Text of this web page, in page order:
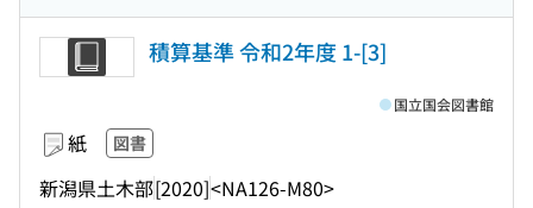
積算基準 令和2年度 1-[3]
紙 図書
新潟県土木部[2020]<NA126-M80>
国立国会図書館